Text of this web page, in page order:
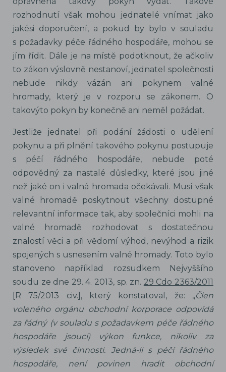
rozhodnutí však mohou jednatelé vnímat jako
jakési doporučení, a pokud by bylo v souladu
s požadavky péče řádného hospodáře, mohou se
jím řídit. Dále je na místě podotknout, že ačkoliv
to zákon výslovně nestanoví, jednatel společnosti
nebude nikdy vázán ani pokynem valné
hromady, který je v rozporu se zákonem. O
takovýto pokyn by konečně ani neměl požádat.
Jestliže jednatel při podání žádosti o udělení
pokynu a při plnění takového pokynu postupuje
s péčí řádného hospodáře, nebude poté
odpovědný za nastalé důsledky, které jsou jiné
než jaké on i valná hromada očekávali. Musí však
valné hromadě poskytnout všechny dostupné
relevantní informace tak, aby společníci mohli na
valné hromadě rozhodovat s dostatečnou
znalostí věci a při vědomí výhod, nevýhod a rizik
spojených s usnesením valné hromady. Toto bylo
stanoveno například rozsudkem Nejvyššího
soudu ze dne 29. 4. 2013, sp. zn. 29 Cdo 2363/2011
[R 75/2013 civ.], který konstatoval, že: „Člen
voleného orgánu obchodní korporace odpovídá
za řádný (v souladu s požadavkem péče řádného
hospodáře jsoucí) výkon funkce, nikoliv za
výsledek své činnosti. Jedná-li s péčí řádného
hospodáře, není povinen hradit obchodní